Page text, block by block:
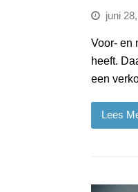
juni
Voor- en
heeft.
een
Lees